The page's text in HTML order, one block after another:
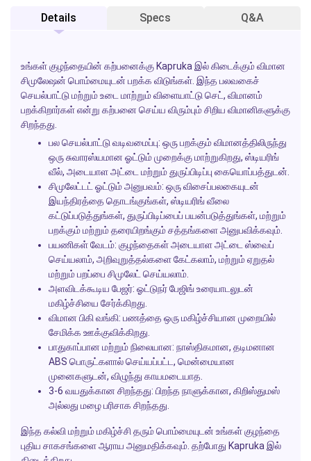
Details Specs Q&A
உங்கள் குழந்தையின் கற்பனைக்கு Kaprukaஇல் கிடைக்கும் விமான
சிமுலேஷன் பொம்மையுடன் பறக்க விடுங்கள். இந்த பலவகைச்
செயல்பாட்டு மற்றும் உடை மாற்றும் விளையாட்டு செட், விமானம்
பறக்கிறார்கள் என்று கற்பனை செய்ய விரும்பும் சிறிய விமானிகளுக்கு
சிறந்தது.
பல செயல்பாட்டு வடிவமைப்பு: ஒரு பறக்கும் விமானத்திலிருந்து
ஒரு சுவாரஸ்யமான ஓட்டும் முறைக்கு மாற்றுகிறது, ஸ்டியரிங்
வீல், அடையாள அட்டை மற்றும் துருப்பிடிப்பு கையொப்பத்துடன்.
சிமுலேட்டட் ஓட்டும் அனுபவம்: ஒரு விசைப்பலகையுடன்
இயந்திரத்தை தொடங்குங்கள், ஸ்டியரிங் வீலை
கட்டுப்படுத்துங்கள், துருப்பிடிப்பைப் பயன்படுத்துங்கள், மற்றும்
பறக்கும் மற்றும் தரையிறங்கும் சத்தங்களை அனுபவிக்கவும்.
பயணிகள் வேடம்: குழந்தைகள் அடையாள அட்டை ஸ்வைப்
செய்யலாம், அறிவுறுத்தல்களை கேட்கலாம், மற்றும் ஏறுதல்
மற்றும் பறப்பை சிமுலேட் செய்யலாம்.
அளவிடக்கூடிய பேஜர்: ஓட்டுநர் பேஜிங் உரையாடலுடன்
மகிழ்ச்சியை சேர்க்கிறது.
விமான பிகி வங்கி: பணத்தை ஒரு மகிழ்ச்சியான முறையில்
சேமிக்க ஊக்குவிக்கிறது.
பாதுகாப்பான மற்றும் நிலையான: நாஸ்திகமான, தடிமனான
ABS பொருட்களால் செய்யப்பட்ட, மென்மையான
முனைகளுடன், விழுந்து காயமடையாத.
3-6 வயதுக்கான சிறந்தது: பிறந்த நாளுக்கான, கிறிஸ்துமஸ்
அல்லது மழை பரிசாக சிறந்தது.
இந்த கல்வி மற்றும் மகிழ்ச்சி தரும் பொம்மையுடன் உங்கள் குழந்தை
புதிய சாகசங்களை ஆராய அனுமதிக்கவும். தற்போது Kaprukaஇல்